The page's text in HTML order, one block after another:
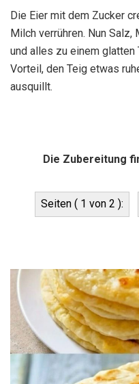
Die Eier mit dem Zucker
Milch verrühren. Nun
und alles zu einem glatten
Vorteil, den Teig etwas
ausquillt.
Die Zubereitung
Seiten ( 1 von 2 ):